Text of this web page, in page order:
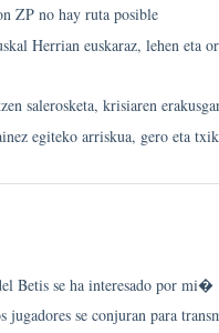
ZP no hay ruta posible
Herrian euskaraz, lehen eta
salerosketa, krisiaren
egiteko arriskua, gero eta
Betis se ha interesado por mi�
jugadores se conjuran para